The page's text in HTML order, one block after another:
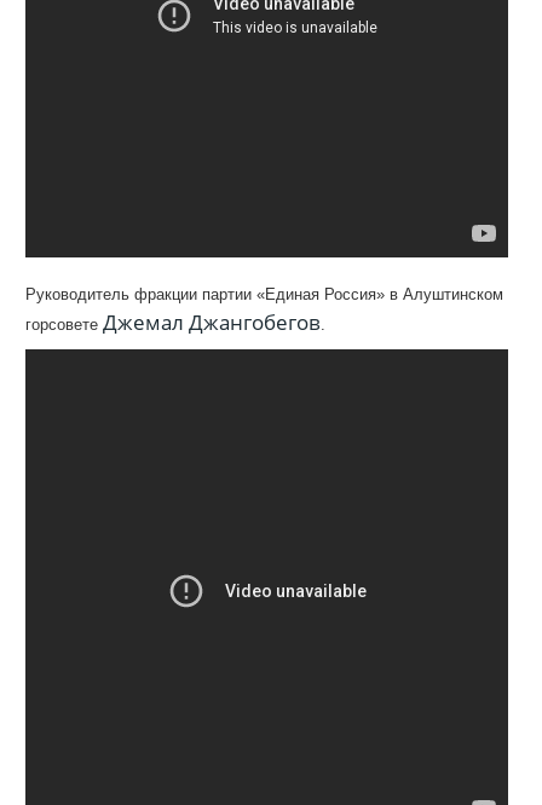
Руководитель фракции партии «Единая Россия» в Алуштинском
горсовете Джемал Джангобегов.